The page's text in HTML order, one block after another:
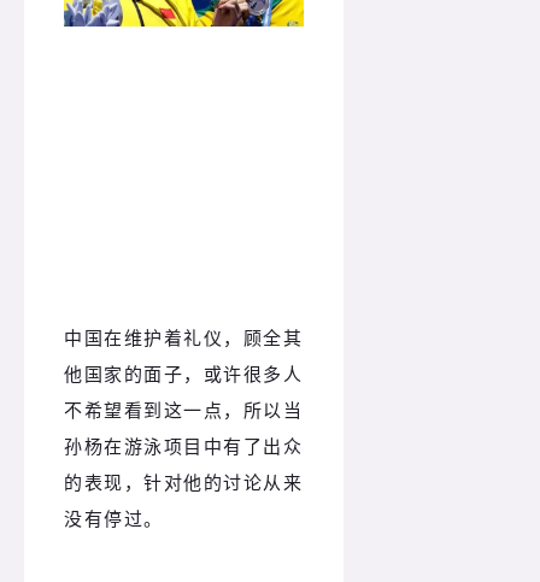
中国在维护着礼仪，顾全其
他国家的面子，或许很多人
不希望看到这一点，所以当
孙杨在游泳项目中有了出众
的表现，针对他的讨论从来
没有停过。